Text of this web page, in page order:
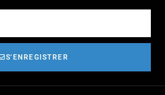
S'ENREGISTRER